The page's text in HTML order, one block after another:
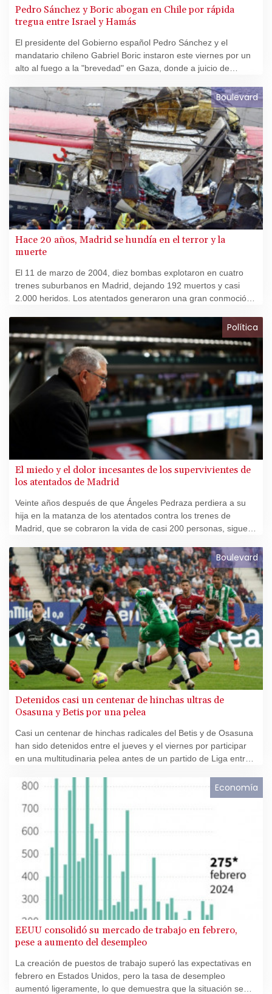
Pedro Sánchez y Boric abogan en Chile por rápida
tregua entre Israel y Hamás
El presidente del Gobierno español Pedro Sánchez y el
mandatario chileno Gabriel Boric instaron este viernes por un
alto al fuego a la "brevedad" en Gaza, donde a juicio de
palestina.
Boulevard
Hace 20 años, Madrid se hundía en el terror y la
muerte
El 11 de marzo de 2004, diez bombas explotaron en cuatro
trenes suburbanos en Madrid, dejando 192 muertos y casi
2.000 heridos. Los atentados generaron una gran conmoción
que a las del yihadismo.
Política
El miedo y el dolor incesantes de los supervivientes de
los atentados de Madrid
Veinte años después de que Ángeles Pedraza perdiera a su
hija en la matanza de los atentados contra los trenes de
Madrid, que se cobraron la vida de casi 200 personas, sigue
Boulevard
Detenidos casi un centenar de hinchas ultras de
Osasuna y Betis por una pelea
Casi un centenar de hinchas radicales del Betis y de Osasuna
han sido detenidos entre el jueves y el viernes por participar
en una multitudinaria pelea antes de un partido de Liga entre
Economía
EEUU consolidó su mercado de trabajo en febrero,
pese a aumento del desempleo
La creación de puestos de trabajo superó las expectativas en
febrero en Estados Unidos, pero la tasa de desempleo
aumentó ligeramente, lo que demuestra que la situación se